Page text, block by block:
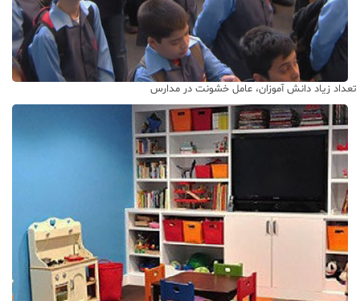
تعداد زیاد دانش آموزان، عامل خشونت در مدارس